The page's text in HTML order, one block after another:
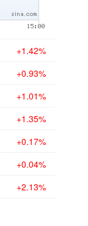
+1.42%
+0.93%
+1.01%
+1.35%
+0.17%
+0.04%
+2.13%